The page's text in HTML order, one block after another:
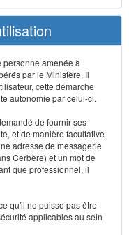
personne amenée à
par le Ministère. Il
cette démarche
autonomie par celui-ci.
de fournir ses
et de manière facultative
adresse de messagerie
Cerbère) et un mot de
que professionnel, il
qu'il ne puisse pas être
applicables au sein